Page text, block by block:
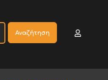
Αναζήτηση